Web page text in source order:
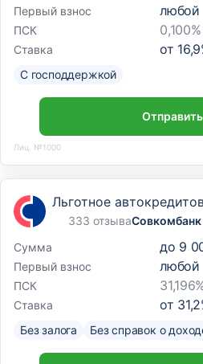
Первый взнос любой
ПСК
Ставка от 16,9
С господдержкой
Лиц. №1000
Льготное
333 отзываСовкомбанк
Сумма
до 9
Первый взнос любой
ПСК
Ставка от 31,2
Без залога Без справок о